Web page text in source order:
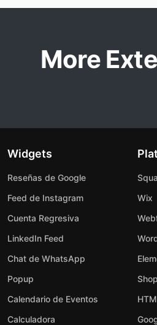
More
Widgets
Reseñas de Google
Feed de Instagram
Cuenta Regresiva
LinkedIn Feed
Chat de WhatsApp
Popup
Calendario de Eventos
Calculadora
Wix